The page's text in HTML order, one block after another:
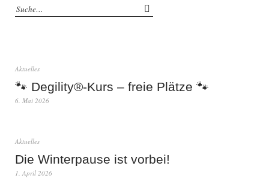
Aktuelles
🐾 Degility®-Kurs – freie Plätze 🐾
6. Mai 2026
Aktuelles
Die Winterpause ist vorbei!
1. April 2026